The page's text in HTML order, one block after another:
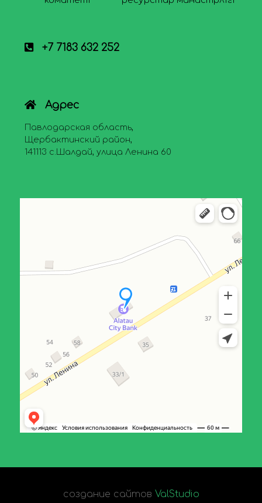
+7 7183 632 252
Адрес
Павлодарская область,
Щербактинский район,
141113 с.Шалдай, улица Ленина 60
создание сайтов ValStudio